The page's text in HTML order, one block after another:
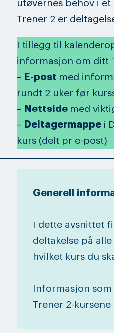
utøvernes behov i et
Trener 2 er
I tillegg til
informasjon om ditt
– E-post med
rundt 2 uker før
– Nettside med
– Deltagermappe i
kurs (delt pr e-post)
Generell
I dette avsnittet
deltakelse på
hvilket kurs du
Informasjon
Trener 2-